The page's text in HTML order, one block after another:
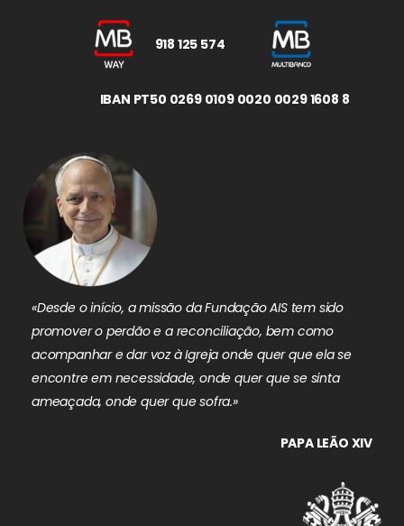
918 125 574
IBAN PT50 0269 0109 0020 0029 1608 8
«Desde o início, a missão da Fundação AIS tem sido
promover o perdão e a reconciliação, bem como
acompanhar e dar voz à Igreja onde quer que ela se
encontre em necessidade, onde quer que se sinta
ameaçada, onde quer que sofra.»
PAPA LEÃO XIV